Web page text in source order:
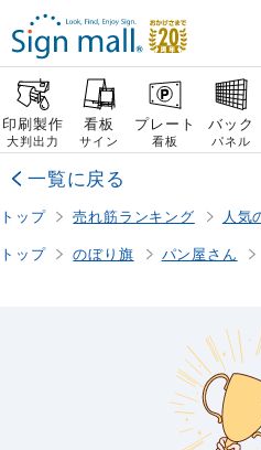
印刷製作
大判出力
看板
サイン
プレート
看板
バック
パネル
一覧に戻る
トップ 売れ筋ランキング 人気
トップ
のぼり旗 パン屋さん